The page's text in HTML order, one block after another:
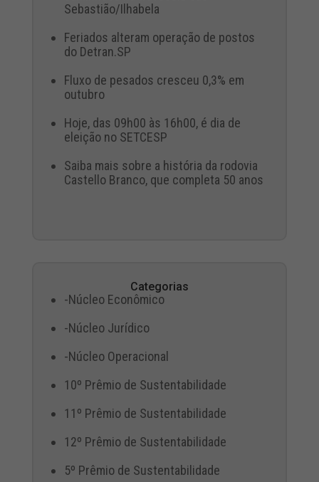
Sebastião/Ilhabela
Feriados alteram operação de postos
do Detran.SP
Fluxo de pesados cresceu 0,3% em
outubro
Hoje, das 09h00 às 16h00, é dia de
eleição no SETCESP
Saiba mais sobre a história da rodovia
Castello Branco, que completa 50 anos
Categorias
-Núcleo Econômico
-Núcleo Jurídico
-Núcleo Operacional
10º Prêmio de Sustentabilidade
11º Prêmio de Sustentabilidade
12º Prêmio de Sustentabilidade
5º Prêmio de Sustentabilidade